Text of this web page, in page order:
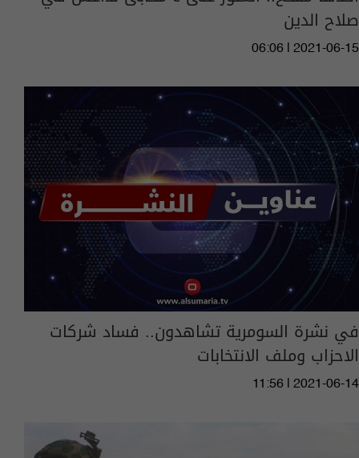
صلاح الدين
06:06 | 2021-06-15
في نشرة السومرية تشاهدون.. فساد شركات
الاحزاب وملف الانتخابات
11:56 | 2021-06-14